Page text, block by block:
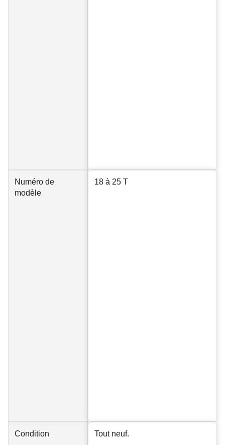
Numéro de
modèle
18 à 25 T
Condition Tout neuf.